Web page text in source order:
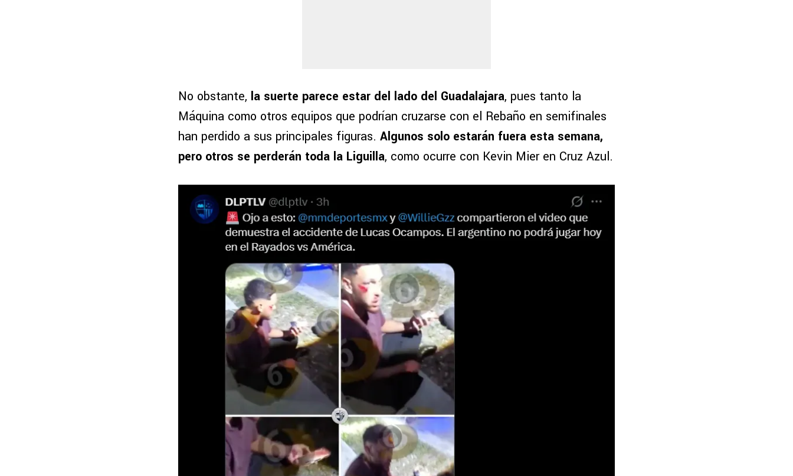
No obstante, la suerte parece estar del lado del Guadalajara, pues tanto la
Máquina como otros equipos que podrían cruzarse con el Rebaño en semifinales
han perdido a sus principales figuras. Algunos solo estarán fuera esta semana,
pero otros se perderán toda la Liguilla, como ocurre con Kevin Mier en Cruz Azul.